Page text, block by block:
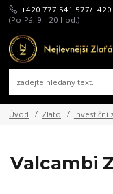
+420 777 541 577/
(Po-Pá, 9 - 20 hod.)
Úvod Zlato Investiční
Valcambi